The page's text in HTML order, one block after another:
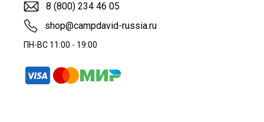
8 (800) 234 46 05
shop@campdavid-russia.ru
ПН-ВС 11:00 - 19:00